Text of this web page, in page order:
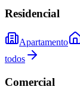
Residencial
Apartamento
todos
Comercial